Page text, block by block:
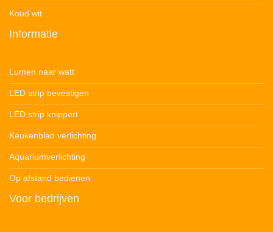
Koud wit
Informatie
Lumen naar watt
LED strip bevestigen
LED strip knippert
Keukenblad verlichting
Aquariumverlichting
Op afstand bedienen
Voor bedrijven